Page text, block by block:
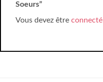
Soeurs”
Vous devez être connecté